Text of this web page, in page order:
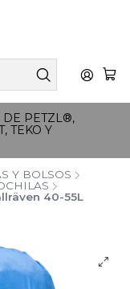
DE PETZL®,
TEKO Y
Y BOLSOS
40-55L